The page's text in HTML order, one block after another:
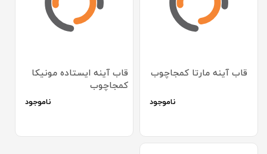
قاب آینه مارتا کمجاچوب
ناموجود
قاب آینه ایستاده مونیکا
کمجاچوب
ناموجود